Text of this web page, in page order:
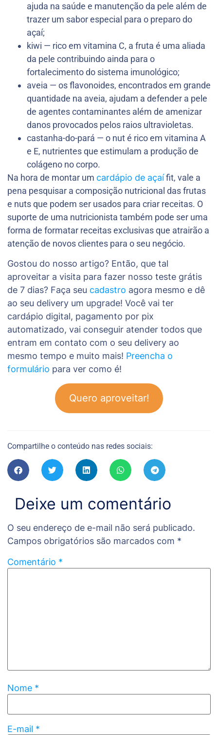
ajuda na saúde e manutenção da pele além de
trazer um sabor especial para o preparo do
açaí;
kiwi — rico em vitamina C, a fruta é uma aliada
da pele contribuindo ainda para o
fortalecimento do sistema imunológico;
aveia — os flavonoides, encontrados em grande
quantidade na aveia, ajudam a defender a pele
de agentes contaminantes além de amenizar
danos provocados pelos raios ultravioletas.
castanha-do-pará — o nut é rico em vitamina A
e E, nutrientes que estimulam a produção de
colágeno no corpo.
Na hora de montar um cardápio de açaífit, vale a
pena pesquisar a composição nutricional das frutas
e nuts que podem ser usados para criar receitas. O
suporte de uma nutricionista também pode ser uma
forma de formatar receitas exclusivas que atrairão a
atenção de novos clientes para o seu negócio.
Gostou do nosso artigo? Então, que tal
aproveitar a visita para fazer nosso teste grátis
de 7 dias? Faça seu cadastro agora mesmo e dê
ao seu delivery um upgrade! Você vai ter
cardápio digital, pagamento por pix
automatizado, vai conseguir atender todos que
entram em contato com o seu delivery ao
mesmo tempo e muito mais! Preencha o
formulário para ver como é!
Quero aproveitar!
Compartilhe o conteúdo nas redes sociais:
Deixe um comentário
O seu endereço de e-mail não será publicado.
Campos obrigatórios são marcados com *
Comentário *
Nome *
E-mail *